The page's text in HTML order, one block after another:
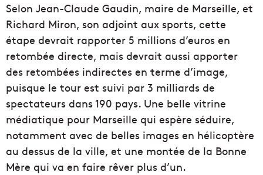
Selon Jean-Claude Gaudin, maire de Marseille, et
Richard Miron, son adjoint aux sports, cette
étape devrait rapporter 5 millions d’euros en
retombée directe, mais devrait aussi apporter
des retombées indirectes en terme d’image,
puisque le tour est suivi par 3 milliards de
spectateurs dans 190 pays. Une belle vitrine
médiatique pour Marseille qui espère séduire,
notamment avec de belles images en hélicoptère
au dessus de la ville, et une montée de la Bonne
Mère qui va en faire rêver plus d’un.